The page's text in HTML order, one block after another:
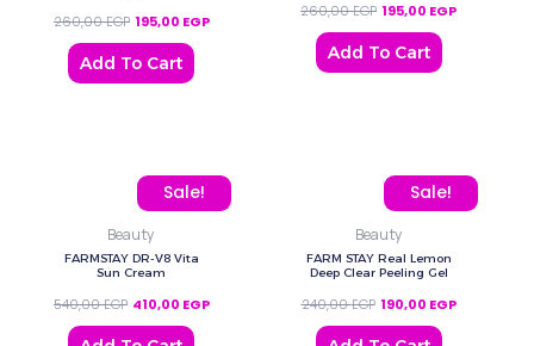
260,00EGP 195,00 EGP
Add To Cart
260,00EGP 195,00 EGP
Add To Cart
Sale!
Beauty
FARMSTAY DR-V8 Vita
Sun Cream
540,00EGP
Original price was: 540,00 EGP.
410,00 EGP
Current price is: 410,00 EGP. Sale!
Beauty
FARM STAY Real Lemon
Deep Clear Peeling Gel
240,00EGP
Original price was:
190,00 EGP
Current